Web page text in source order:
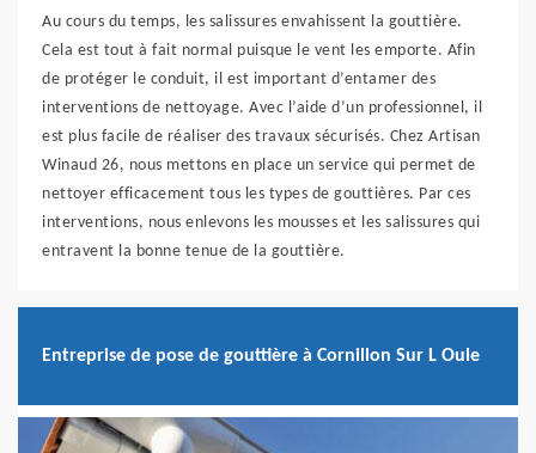
Au cours du temps, les salissures envahissent la gouttière.
Cela est tout à fait normal puisque le vent les emporte. Afin
de protéger le conduit, il est important d’entamer des
interventions de nettoyage. Avec l’aide d’un professionnel, il
est plus facile de réaliser des travaux sécurisés. Chez Artisan
Winaud 26, nous mettons en place un service qui permet de
nettoyer efficacement tous les types de gouttières. Par ces
interventions, nous enlevons les mousses et les salissures qui
entravent la bonne tenue de la gouttière.
Entreprise de pose de gouttière à Cornillon Sur L Oule